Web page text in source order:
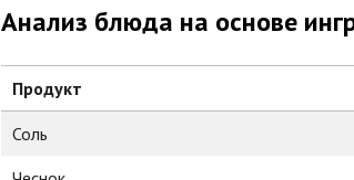
Анализ блюда на основе
Продукт
Соль